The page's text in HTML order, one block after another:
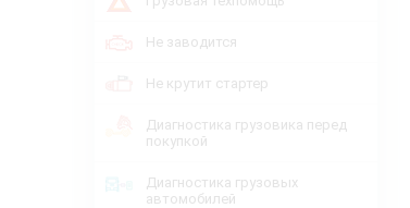
Не заводится
Не крутит стартер
Диагностика грузовика перед
покупкой
Диагностика грузовых
автомобилей